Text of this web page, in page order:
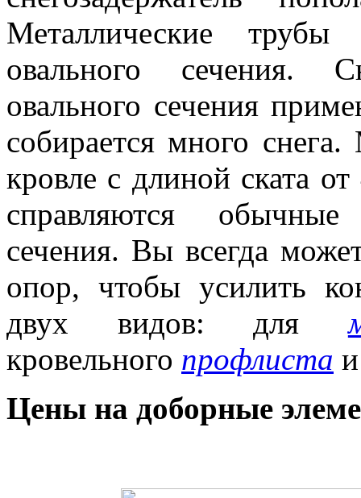
Металлические
овального сечения.
овального сечения
собирается много
кровле с длиной ската
справляются обычные
сечения. Вы всегда
опор, чтобы усилить
двух видов: для
кровельного профлиста
Цены на доборные